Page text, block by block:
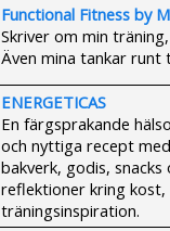
Functional Fitness by
Skriver om min
Även mina tankar runt
ENERGETICAS
En färgsprakande
och nyttiga recept
bakverk, godis,
reflektioner kring kost,
träningsinspiration.